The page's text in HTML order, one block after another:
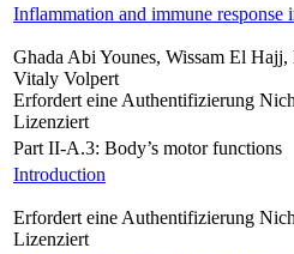
Inflammation and immune response
Ghada Abi Younes, Wissam El
Vitaly Volpert
Erfordert eine Authentifizierung
Lizenziert
Part II-A.3: Body’s motor functions
Introduction
Erfordert eine Authentifizierung
Lizenziert